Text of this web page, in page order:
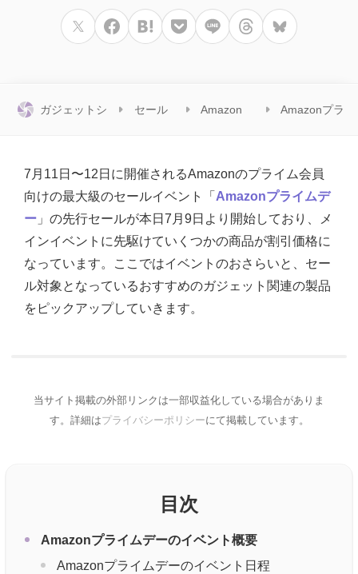
ガジェットシ セール Amazon Amazonプラ
7月11日〜12日に開催されるAmazonのプライム会員
向けの最大級のセールイベント「 Amazonプライムデ
ー 」の先行セールが本日7月9日より開始しており、メ
インイベントに先駆けていくつかの商品が割引価格に
なっています。ここではイベントのおさらいと、セー
ル対象となっているおすすめのガジェット関連の製品
をピックアップしていきます。
当サイト掲載の外部リンクは一部収益化している場合がありま
す。詳細はプライバシーポリシーにて掲載しています。
目次
Amazonプライムデーのイベント概要
Amazonプライムデーのイベント日程